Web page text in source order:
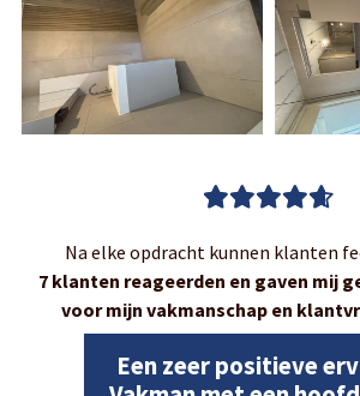
Na elke opdracht kunnen klanten
7 klanten reageerden en gaven mij
voor mijn vakmanschap en
Een zeer positieve